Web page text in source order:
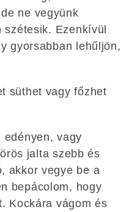
ne vegyünk
szétesik. Ezenkívül
gyorsabban lehűljön,
süthet vagy főzhet
edényen, vagy
jalta szebb és
akkor vegye be a
bepácolom, hogy
Kockára vágom és